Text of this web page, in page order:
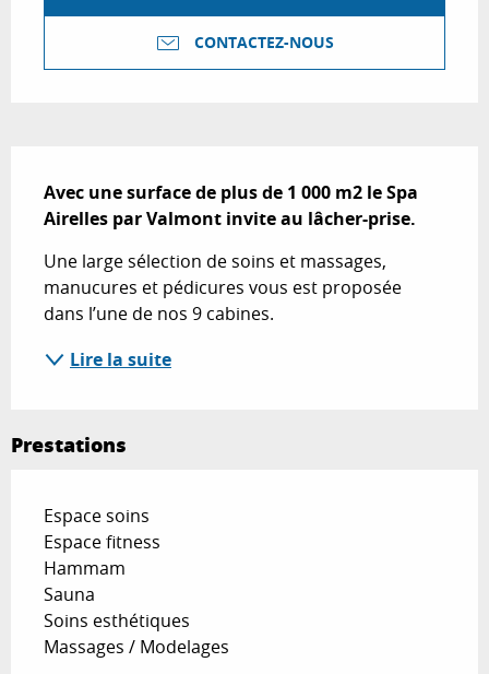
CONTACTEZ-NOUS
Avec une surface de plus de 1 000 m2 le Spa
Airelles par Valmont invite au lâcher-prise.
Une large sélection de soins et massages,
manucures et pédicures vous est proposée
dans l’une de nos 9 cabines.
Lire la suite
Prestations
Espace soins
Espace fitness
Hammam
Sauna
Soins esthétiques
Massages / Modelages